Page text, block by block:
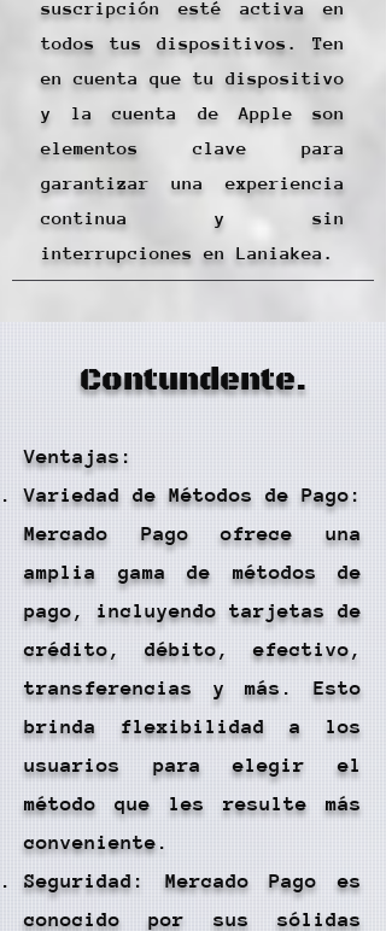
suscripción esté activa en
todos tus dispositivos. Ten
en cuenta que tu dispositivo
y la cuenta de Apple son
elementos clave para
garantizar una experiencia
continua y sin
interrupciones en Laniakea.
Contundente.
Ventajas:
Variedad de Métodos de Pago:
Mercado Pago ofrece una
amplia gama de métodos de
pago, incluyendo tarjetas de
crédito, débito, efectivo,
transferencias y más. Esto
brinda flexibilidad a los
usuarios para elegir el
método que les resulte más
conveniente.
Seguridad: Mercado Pago es
conocido por sus sólidas